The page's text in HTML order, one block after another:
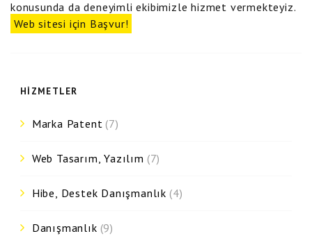
konusunda da deneyimli ekibimizle hizmet vermekteyiz.
Web sitesi için Başvur!
HIZMETLER
Marka Patent (7)
Web Tasarım, Yazılım (7)
Hibe, Destek Danışmanlık (4)
Danışmanlık (9)